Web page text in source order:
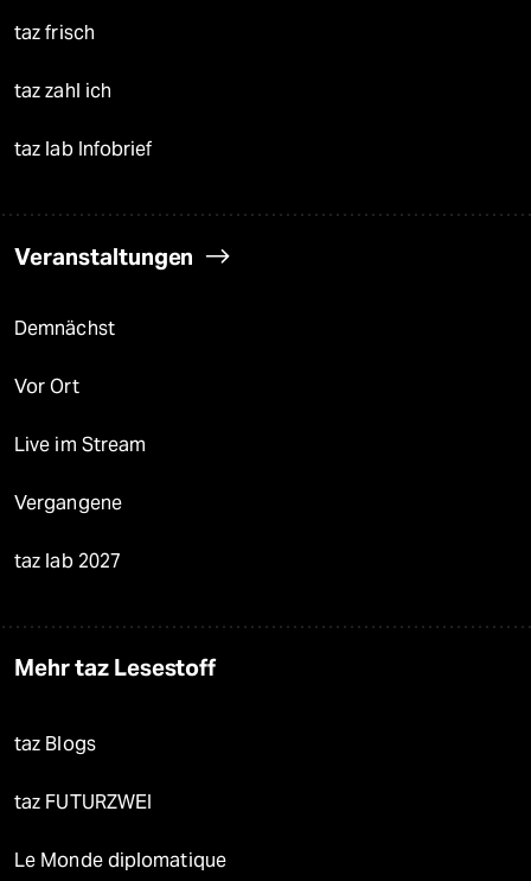
taz frisch
taz zahl ich
taz lab Infobrief
Veranstaltungen
Demnächst
Vor Ort
Live im Stream
Vergangene
taz lab 2027
Mehr taz Lesestoff
taz Blogs
taz FUTURZWEI
Le Monde diplomatique